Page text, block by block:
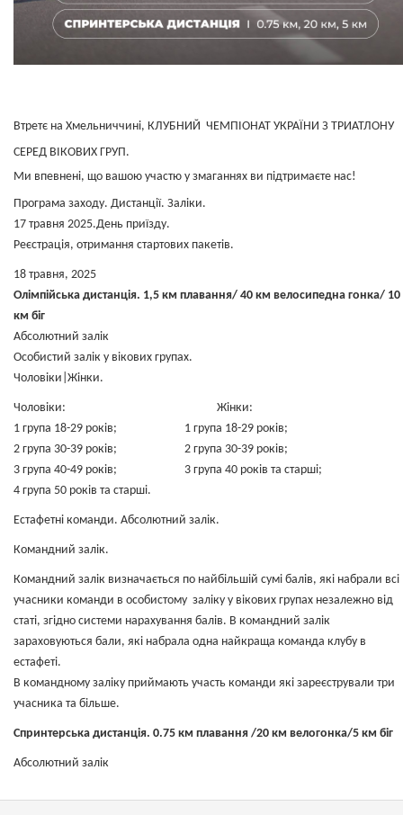
Втретє на Хмельниччині, КЛУБНИЙ ЧЕМПІОНАТ УКРАЇНИ З ТРИАТЛОНУ
СЕРЕД ВІКОВИХ ГРУП.
Ми впевнені, що вашою участю у змаганнях ви підтримаєте нас!
Програма заходу. Дистанції. Заліки.
17 травня 2025.День приїзду.
Реєстрація, отримання стартових пакетів.
​​​​​​​18 травня, 2025
Олімпійська дистанція. 1,5 км плавання/ 40 км велосипедна гонка/ 10
км біг
Абсолютний залік
Особистий залік у вікових групах.
​​​​​​​Чоловіки|Жінки.
Чоловіки: Жінки:
1 група 18-29 років; 1 група 18-29 років;
​​​​​​​2 група 30-39 років; 2 група 30-39 років;
3 група 40-49 років; 3 група 40 років та старші;
4 група 50 років та старші.
Естафетні команди. Абсолютний залік.
Командний залік.
​​​​​​​Командний залік визначається по найбільшій сумі балів, які набрали всі
учасники команди в особистому заліку у вікових групах незалежно від
статі, згідно системи нарахування балів. В командний залік
зараховуються бали, які набрала одна найкраща команда клубу в
естафеті.
​​​​​​​В командному заліку приймають участь команди які зареєстрували три
учасника та більше.
Спринтерська дистанція. 0.75 км плавання /20 км велогонка/5 км біг
Абсолютний залік